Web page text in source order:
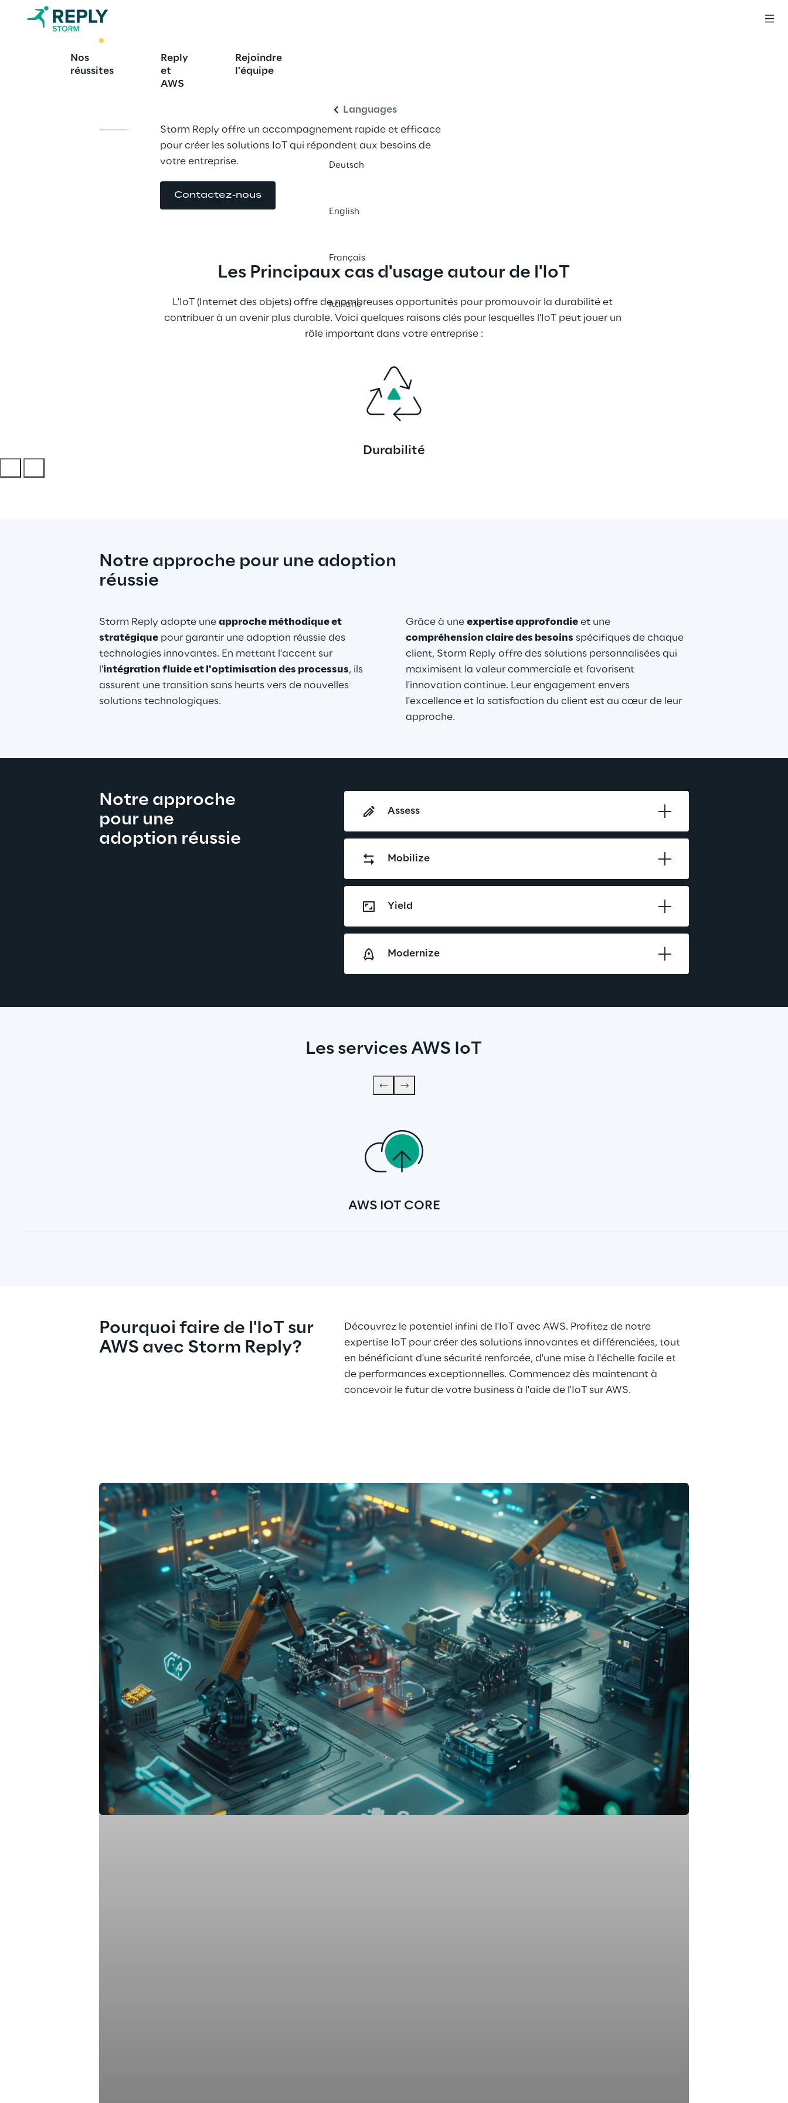
Nos
réussites
Reply
et
AWS
Rejoindre
l'équipe
Languages
Deutsch
English
Français
Italiano
Adoption de l'IoT sur AWS
Storm Reply offre un accompagnement rapide et efficace
pour créer les solutions IoT qui répondent aux besoins de
votre entreprise.
Contactez-nous
Les Principaux cas d'usage autour de l'IoT
L'IoT (Internet des objets) offre de nombreuses opportunités pour promouvoir la durabilité et
contribuer à un avenir plus durable. Voici quelques raisons clés pour lesquelles l'IoT peut jouer un
rôle important dans votre entreprise :
Durabilité
Notre approche pour une adoption
réussie
Storm Reply adopte une approche méthodique et
stratégique pour garantir une adoption réussie des
technologies innovantes. En mettant l'accent sur
l'intégration fluide et l'optimisation des processus, ils
assurent une transition sans heurts vers de nouvelles
solutions technologiques.
Grâce à une expertise approfondie et une
compréhension claire des besoins spécifiques de chaque
client, Storm Reply offre des solutions personnalisées qui
maximisent la valeur commerciale et favorisent
l'innovation continue. Leur engagement envers
l'excellence et la satisfaction du client est au cœur de leur
approche.
Notre approche
pour une
adoption réussie
Assess
Mobilize
Yield
Modernize
Les services AWS IoT
AWS IOT CORE
Pourquoi faire de l'IoT sur
AWS avec Storm Reply?
Découvrez le potentiel infini de l'IoT avec AWS. Profitez de notre
expertise IoT pour créer des solutions innovantes et différenciées, tout
en bénéficiant d'une sécurité renforcée, d'une mise à l'échelle facile et
de performances exceptionnelles. Commencez dès maintenant à
concevoir le futur de votre business à l'aide de l'IoT sur AWS.